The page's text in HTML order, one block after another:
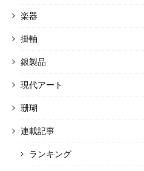
楽器
掛軸
銀製品
現代アート
珊瑚
連載記事
ランキング